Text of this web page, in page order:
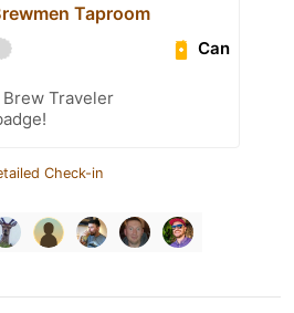
Taproom
Can
Traveler
Check-in